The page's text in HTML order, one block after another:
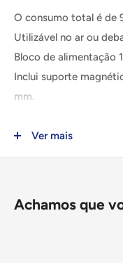
O consumo total é de
Utilizável no ar ou
Bloco de
Inclui suporte
mm.
mmVer mais
Achamos que